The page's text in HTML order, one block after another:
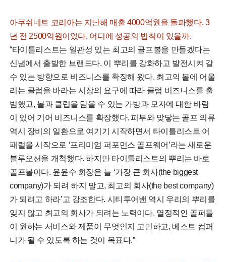
아쿠쉬네트 코리아는 지난해 매출 4000억원을 돌파했다. 3
년 전 2500억원이었다. 어디에 성공의 법칙이 있을까.
“타이틀리스트는 일관성 있는 최고의 골프볼을 만들겠다는
신념에서 출발한 브랜드다. 이 뿌리를 강화하고 발전시켜 갈
수 있는 방향으로 비즈니스를 확장해 왔다. 최고의 볼에 어울
리는 클럽을 바라는 시장의 요구에 따라 클럽 비즈니스를 출
범했고, 볼과 클럽을 담을 수 있는 가방과 모자에 대한 바람
이 있어 기어 비즈니스를 확장했다. 피부와 맞닿는 골프 의류
역시 장비의 일환으로 여기기 시작하면서 타이틀리스트 어
패럴을 시작으로 ‘프리미엄 퍼포먼스 골프웨어’라는 새로운
블루오션을 개척했다. 하지만 타이틀리스트의 뿌리는 바로
골프볼이다. 윤윤수 회장은 늘 ‘가장 큰 회사(the biggest
company)가 되려 하지 말고, 최고의 회사(the best company)
가 되려고 하라’고 강조한다. 시티투어밴 역시 우리의 뿌리를
잊지 않고 최고의 회사가 되려는 노력이다. 열정적인 골퍼들
이 원하는 서비스와 제품이 무엇인지 고민하고, 베스트 컴퍼
니가 될 수 있도록 하는 것이 목표다.”